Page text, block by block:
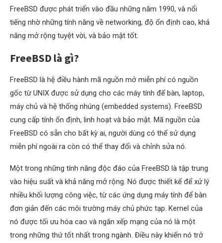
FreeBSD được phát triển vào đầu những năm 1990, và nổi
tiếng nhờ những tính năng về networking, độ ổn định cao, khả
năng mở rộng tuyệt vời, và bảo mật tốt.
FreeBSD là gì?
FreeBSD là hệ điều hành mã nguồn mở miễn phí có nguồn
gốc từ UNIX được sử dụng cho các máy tính để bàn, laptop,
máy chủ và hệ thống nhúng (embedded systems). FreeBSD
cung cấp tính ổn định, linh hoạt và bảo mật. Mã nguồn của
FreeBSD có sẵn cho bất kỳ ai, người dùng có thể sử dụng
miễn phí ngoài ra còn có thể thay đổi và chỉnh sửa nó.
Một trong những tính năng độc đáo của FreeBSD là tập trung
vào hiệu suất và khả năng mở rộng. Nó được thiết kế để xử lý
nhiều khối lượng công việc, từ các ứng dụng máy tính để bàn
đơn giản đến các môi trường máy chủ phức tạp. Kernel của
nó được tối ưu hóa cao và ngăn xếp mạng của nó là một
trong những thứ tốt nhất trong ngành. Điều này khiến nó trở